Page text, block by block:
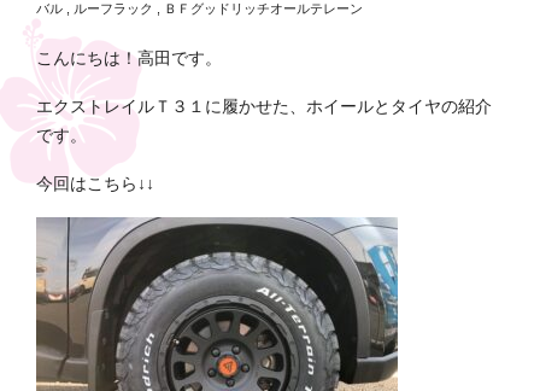
バル
ルーフラック ＢＦグッドリッチオールテレーン
こんにちは！高田です。
エクストレイルＴ３１に履かせた、ホイールとタイヤの紹介
です。
今回はこちら↓↓